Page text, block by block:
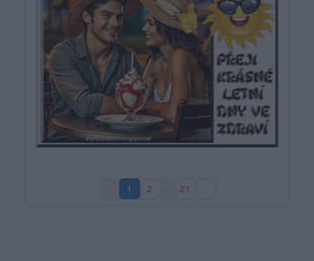
1(aktuální strana)
2 21